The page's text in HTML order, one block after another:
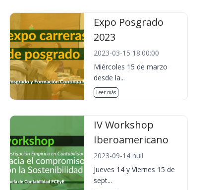
Expo Posgrado
2023
2023-03-15 18:00:00
Miércoles 15 de marzo
desde la...
Leer más
IV Workshop
Iberoamericano
2023-09-14 null
Jueves 14 y Viernes 15 de
sept...